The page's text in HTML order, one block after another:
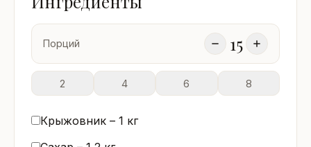
Порций 15
2 4 6 8
Крыжовник – 1 кг